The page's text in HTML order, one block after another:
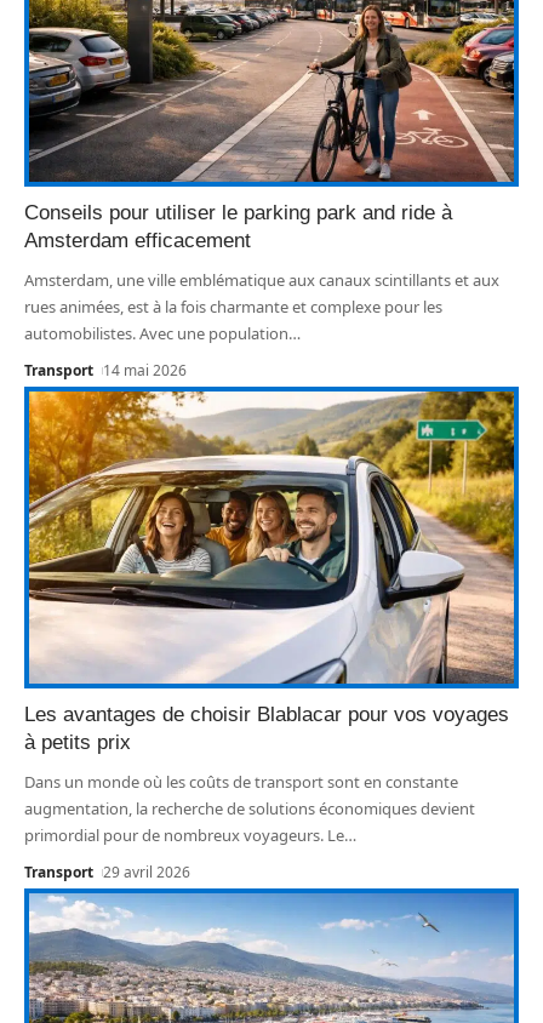
Conseils pour utiliser le parking park and ride à
Amsterdam efficacement
Amsterdam, une ville emblématique aux canaux scintillants et aux
rues animées, est à la fois charmante et complexe pour les
automobilistes. Avec une population…
Transport 14 mai 2026
Les avantages de choisir Blablacar pour vos voyages
à petits prix
Dans un monde où les coûts de transport sont en constante
augmentation, la recherche de solutions économiques devient
primordial pour de nombreux voyageurs. Le…
Transport 29 avril 2026